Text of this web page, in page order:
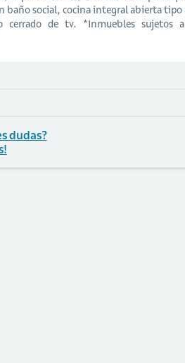
baño social, cocina integral abierta
de tv. *Inmuebles sujetos
dudas?